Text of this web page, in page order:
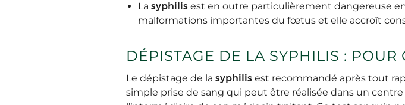
La syphilis est en outre particulièrement dangereuse
malformations importantes du fœtus et elle accroît
DÉPISTAGE DE LA SYPHILIS :
Le dépistage de la syphilis est recommandé après tout
simple prise de sang qui peut être réalisée dans un